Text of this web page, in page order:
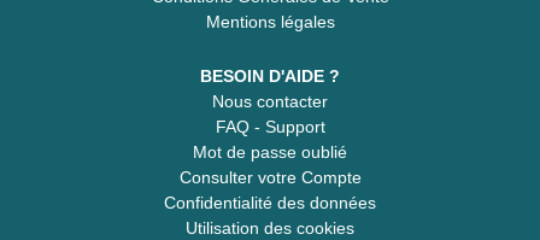
Mentions légales
BESOIN D'AIDE ?
Nous contacter
FAQ - Support
Mot de passe oublié
Consulter votre Compte
Confidentialité des données
Utilisation des cookies